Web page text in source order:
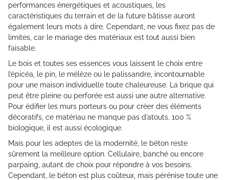
performances énergétiques et acoustiques, les
caractéristiques du terrain et de la future bâtisse auront
également leurs mots à dire. Cependant, ne vous fixez pas de
limites, car le mariage des matériaux est tout aussi bien
faisable.
Le bois et toutes ses essences vous laissent le choix entre
l’épicéa, le pin, le mélèze ou le palissandre, incontournable
pour une maison individuelle toute chaleureuse. La brique qui
peut être pleine ou perforée est aussi une autre alternative.
Pour édifier les murs porteurs ou pour créer des éléments
décoratifs, ce matériau ne manque pas d’atouts. 100 %
biologique, il est aussi écologique.
Mais pour les adeptes de la modernité, le béton reste
sûrement la meilleure option. Cellulaire, banché ou encore
parpaing, autant de choix pour répondre à vos besoins.
Cependant, le béton est plus coûteux, mais pérénise toute une